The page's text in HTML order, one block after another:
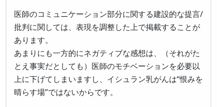
医師のコミュニケーション部分に関する建設的な提言/
批判に関しては、表現を調整した上で掲載することが
あります。
あまりにも一方的にネガティブな感想は、（それがた
とえ事実だとしても）医師のモチベーションを必要以
上に下げてしまいますし、イシュラン乳がんは“恨みを
晴らす場”ではないからです。